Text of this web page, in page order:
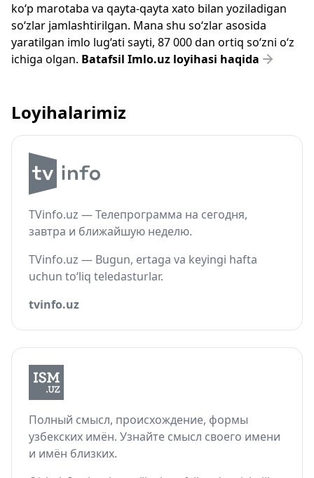
ko‘p marotaba va qayta-qayta xato bilan yoziladigan
so‘zlar jamlashtirilgan. Mana shu so‘zlar asosida
yaratilgan imlo lug‘ati sayti, 87 000 dan ortiq so‘zni o‘z
ichiga olgan. Batafsil Imlo.uz loyihasi haqida
Loyihalarimiz
TVinfo.uz — Телепрограмма на сегодня,
завтра и ближайшую неделю.
TVinfo.uz — Bugun, ertaga va keyingi hafta
uchun to‘liq teledasturlar.
tvinfo.uz
Полный смысл, происхождение, формы
узбекских имён. Узнайте смысл своего имени
и имён близких.